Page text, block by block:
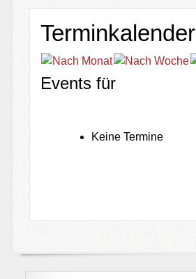
Terminkalender
Events für
Keine Termine